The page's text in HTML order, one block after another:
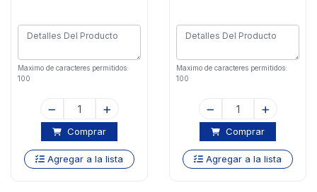
Maximo de caracteres permitidos:
100
Comprar
Agregar a la lista
Maximo de caracteres permitidos:
100
Comprar
Agregar a la lista